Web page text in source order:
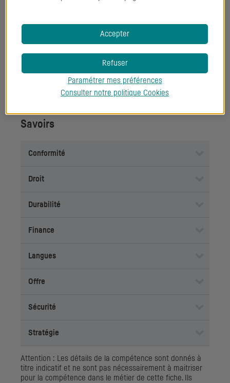
Innovation
Travail en équipe
Savoirs
Conformité
Droit
Durabilité
Finance
Langues
Offre
Sécurité
Stratégie
Attention : Les détails de la compétence sont donnés à
titre indicatif et ne sont pas nécessairement à maitriser
pour la compétence dans le métier de cette fiche. Ils
Accepter
Refuser
Paramétrer mes préférences
Consulter notre politique Cookies